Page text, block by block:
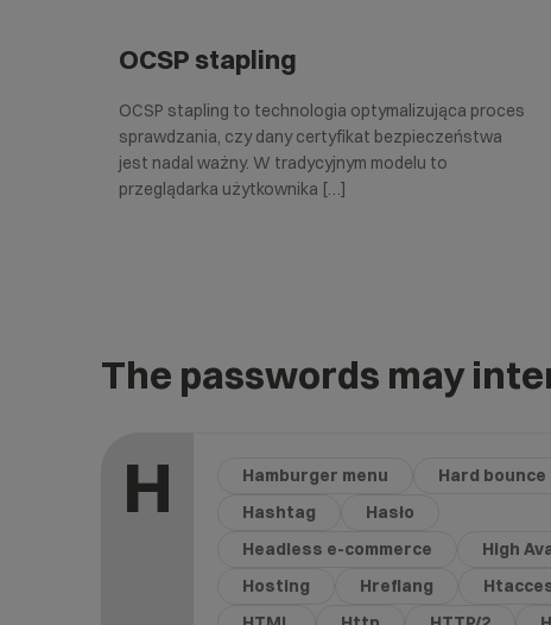
OCSP stapling
OCSP stapling to technologia optymalizująca proces
sprawdzania, czy dany certyfikat bezpieczeństwa
jest nadal ważny. W tradycyjnym modelu to
przeglądarka użytkownika […]
The passwords may
H Hamburger menu
Hard bounce
Hashtag
Hasło
Headless e-commerce
High
Hosting
Hreflang